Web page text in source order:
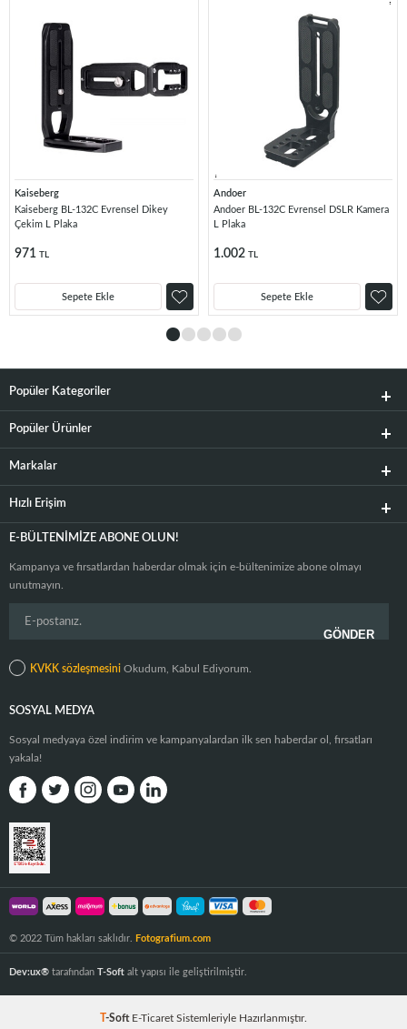
Kaiseberg
Kaiseberg BL-132C Evrensel Dikey
Çekim L Plaka
971 TL
Sepete Ekle
Andoer
Andoer BL-132C Evrensel DSLR Kamera
L Plaka
1.002 TL
Sepete Ekle
Popüler Kategoriler
Popüler Ürünler
Markalar
Hızlı Erişim
E-BÜLTENIMIZE ABONE OLUN!
Kampanya ve fırsatlardan haberdar olmak için e-bültenimize abone olmayı
unutmayın.
KVKK sözleşmesini Okudum, Kabul Ediyorum.
SOSYAL MEDYA
Sosyal medyaya özel indirim ve kampanyalardan ilk sen haberdar ol, fırsatları
yakala!
© 2022 Tüm hakları saklıdır. Fotografium.com
Dev:ux® tarafından T-Soft alt yapısı ile geliştirilmiştir.
T-Soft E-Ticaret Sistemleriyle Hazırlanmıştır.